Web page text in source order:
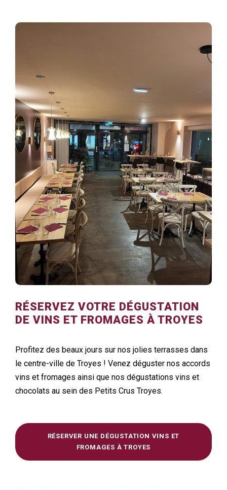
RÉSERVEZ VOTRE DÉGUSTATION
DE VINS ET FROMAGES À TROYES
Profitez des beaux jours sur nos jolies terrasses dans
le centre-ville de Troyes ! Venez déguster nos accords
vins et fromages ainsi que nos dégustations vins et
chocolats au sein des Petits Crus Troyes.
RÉSERVER UNE DÉGUSTATION VINS ET
FROMAGES À TROYES